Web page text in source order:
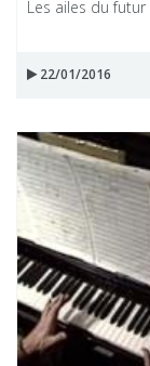
Les ailes du futur
22/01/2016